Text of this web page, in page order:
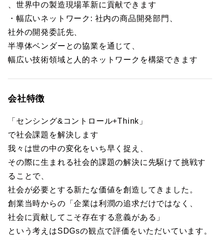
、世界中の製造現場革新に貢献できます
・幅広いネットワーク: 社内の商品開発部門、
社外の開発委託先、
半導体ベンダーとの協業を通じて、
幅広い技術領域と人的ネットワークを構築できます
会社特徴
「センシング&コントロール+Think」
で社会課題を解決します
我々は世の中の変化をいち早く捉え、
その際に生まれる社会的課題の解決に先駆けて挑戦す
ることで、
社会が必要とする新たな価値を創造してきました。
創業当時からの「企業は利潤の追求だけではなく、
社会に貢献してこそ存在する意義がある」
という考えはSDGsの観点で評価をいただいています。